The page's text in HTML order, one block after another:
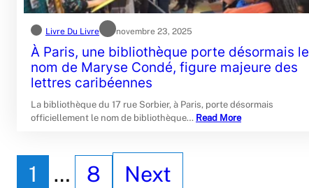
Livre Du Livre novembre 23, 2025
À Paris, une bibliothèque porte désormais le
nom de Maryse Condé, figure majeure des
lettres caribéennes
La bibliothèque du 17 rue Sorbier, à Paris, porte désormais
officiellement le nom de bibliothèque… Read More
1 … 8 Next